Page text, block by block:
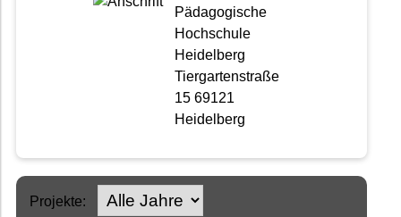
Pädagogische
Hochschule
Heidelberg
Tiergartenstraße
15 69121
Heidelberg
Projekte: